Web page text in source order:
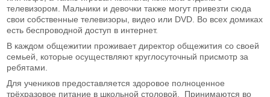
телевизором. Мальчики и девочки также могут привезти сюда
свои собственные телевизоры, видео или DVD. Во всех домиках
есть беспроводной доступ в интернет.
В каждом общежитии проживает директор общежития со своей
семьей, которые осуществляют круглосуточный присмотр за
ребятами.
Для учеников предоставляется здоровое полноценное
трёхразовое питание в школьной столовой. Принимаются во